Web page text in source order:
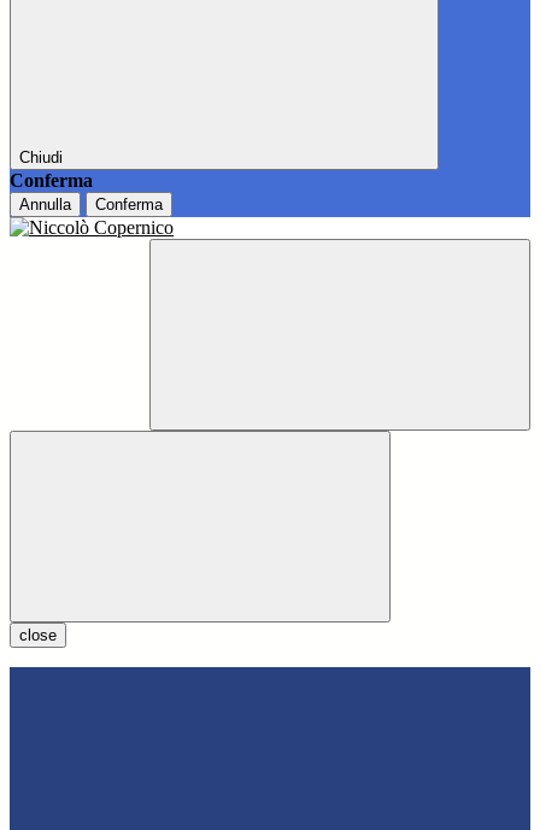
Chiudi
Conferma
Annulla Conferma
close